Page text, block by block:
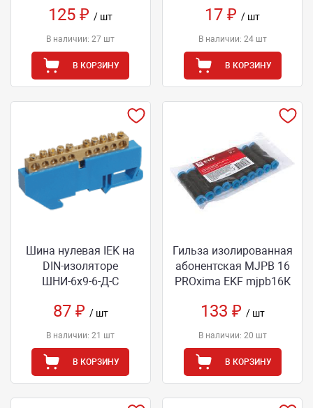
125 ₽/ шт
В наличии: 27 шт
В КОРЗИНУ
17 ₽/ шт
В наличии: 24 шт
В КОРЗИНУ
Шина нулевая IEK на
DIN-изоляторе
ШНИ-6х9-6-Д-С
87 ₽ / шт
В наличии: 21 шт
В КОРЗИНУ
Гильза изолированная
абонентская MJPB 16
PROxima EKF mjpb16К
133 ₽ / шт
В наличии: 20 шт
В КОРЗИНУ